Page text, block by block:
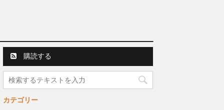
購読する
カテゴリー